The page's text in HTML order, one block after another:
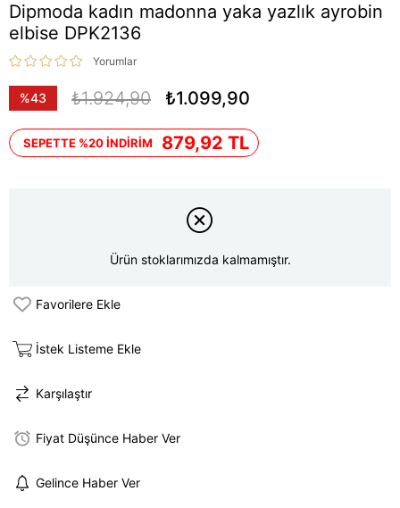
Dipmoda kadın madonna yaka yazlık ayrobin
elbise DPK2136
Yorumlar
%43
₺1.924,90 ₺1.099,90
SEPETTE %20 İNDİRİM 879,92 TL
Ürün stoklarımızda kalmamıştır.
Favorilere Ekle
İstek Listeme Ekle
Karşılaştır
Fiyat Düşünce Haber Ver
Gelince Haber Ver